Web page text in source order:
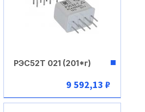
В корзину
РЭС52Т 021 (201*г)
9 592,13 ₽